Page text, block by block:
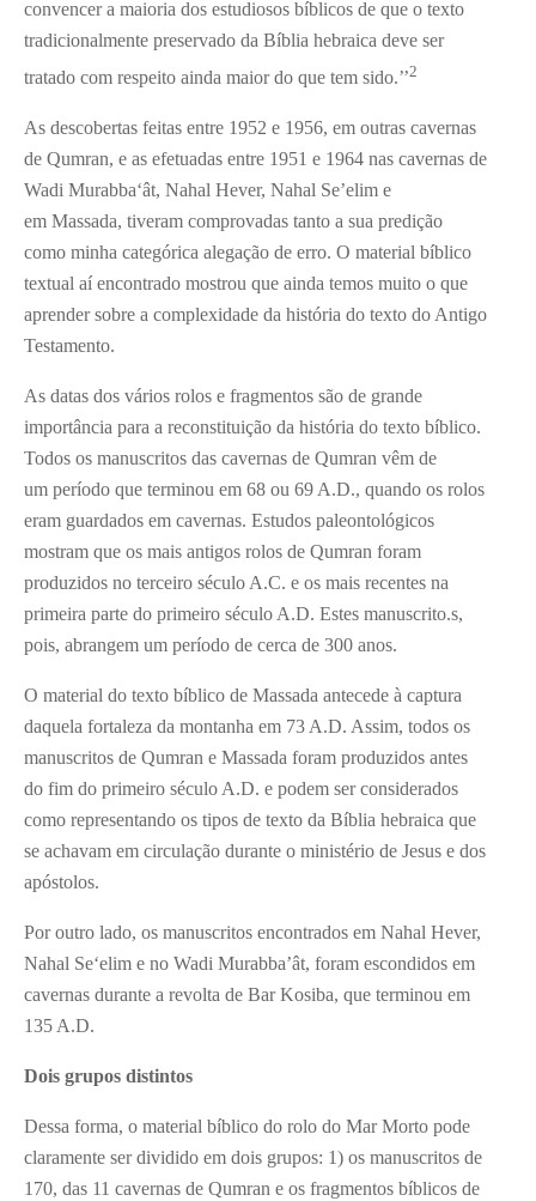
convencer a maioria dos estudiosos bíblicos de que o texto
tradicionalmente preservado da Bíblia hebraica deve ser
tratado com respeito ainda maior do que tem sido.’’2
As descobertas feitas entre 1952 e 1956, em outras cavernas
de Qumran, e as efetuadas entre 1951 e 1964 nas cavernas de
Wadi Murabba‘ât, Nahal Hever, Nahal Se’elim e
em Massada, tiveram comprovadas tanto a sua predição
como minha categórica alegação de erro. O material bíblico
textual aí encontrado mostrou que ainda temos muito o que
aprender sobre a complexidade da história do texto do Antigo
Testamento.
As datas dos vários rolos e fragmentos são de grande
importância para a reconstituição da história do texto bíblico.
Todos os manuscritos das cavernas de Qumran vêm de
um período que terminou em 68 ou 69 A.D., quando os rolos
eram guardados em cavernas. Estudos paleontológicos
mostram que os mais antigos rolos de Qumran foram
produzidos no terceiro século A.C. e os mais recentes na
primeira parte do primeiro século A.D. Estes manuscrito.s,
pois, abrangem um período de cerca de 300 anos.
O material do texto bíblico de Massada antecede à captura
daquela fortaleza da montanha em 73 A.D. Assim, todos os
manuscritos de Qumran e Massada foram produzidos antes
do fim do primeiro século A.D. e podem ser considerados
como representando os tipos de texto da Bíblia hebraica que
se achavam em circulação durante o ministério de Jesus e dos
apóstolos.
Por outro lado, os manuscritos encontrados em Nahal Hever,
Nahal Se‘elim e no Wadi Murabba’ât, foram escondidos em
cavernas durante a revolta de Bar Kosiba, que terminou em
135 A.D.
Dois grupos distintos
Dessa forma, o material bíblico do rolo do Mar Morto pode
claramente ser dividido em dois grupos: 1) os manuscritos de
170, das 11 cavernas de Qumran e os fragmentos bíblicos de